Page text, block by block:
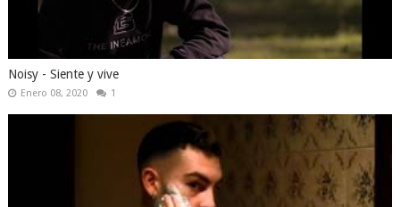
Noisy - Siente y vive
Enero 08, 2020 1